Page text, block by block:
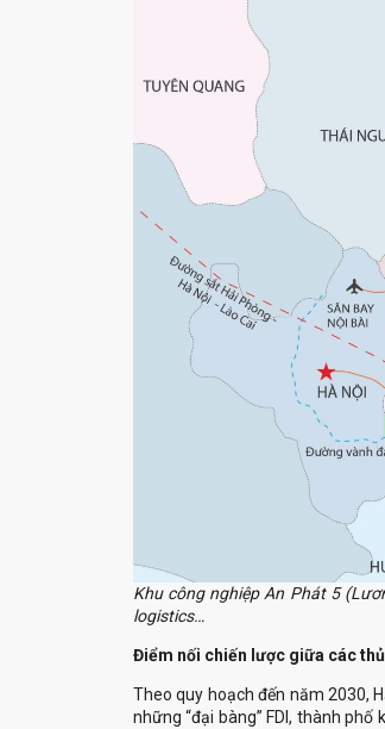
logistics…
‏Điểm nối chiến lược giữa các
những “đại bàng” FDI, thành